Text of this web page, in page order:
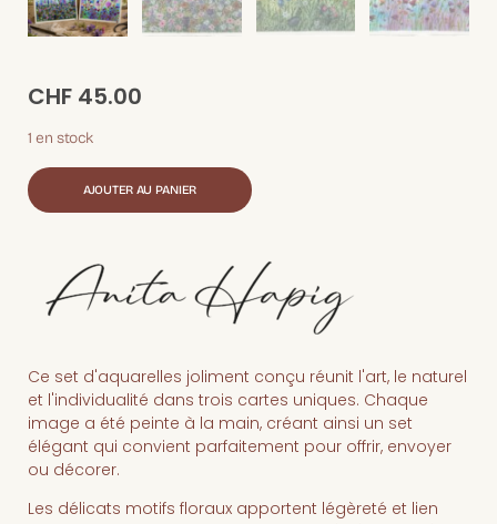
CHF 45.00
1 en stock
AJOUTER AU PANIER
Ce set d'aquarelles joliment conçu réunit l'art, le naturel
et l'individualité dans trois cartes uniques. Chaque
image a été peinte à la main, créant ainsi un set
élégant qui convient parfaitement pour offrir, envoyer
ou décorer.
Les délicats motifs floraux apportent légèreté et lien